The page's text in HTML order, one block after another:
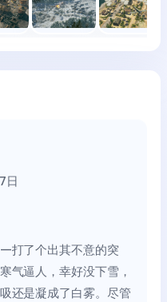
日
打了个出其不意的突
气逼人，幸好没下雪，
还是凝成了白雾。尽管